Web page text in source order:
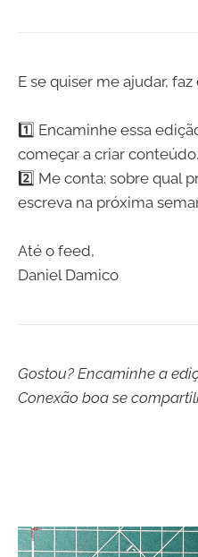
E se quiser me ajudar,
1️⃣ Encaminhe essa
começar a criar conteúdo.
2️⃣ Me conta: sobre qual
escreva na próxima
Até o feed,
Daniel Damico
Gostou? Encaminhe a
Conexão boa se